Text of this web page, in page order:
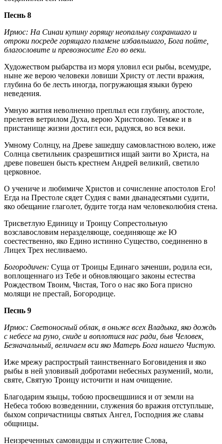
Песнь 8
Ирмос: На Синаи купину горящу неопальну сохраншаго и
отроки посреде горящаго пламене избавльшаго, Бога пойте,
благословите и превозносите Его во веки.
Художеством рыбарства из моря уловил еси рыбы, всемудре,
ныне же верою человеки ловиши Христу от лести вражия,
глубина бо бе лесть иногда, погружающая языки бурею
неведения.
Умную жития неволненно преплыл еси глубину, апостоле,
прелетев ветрилом Духа, верою Христовою. Темже и в
пристанище жизни достигл еси, радуяся, во вся веки.
Умному Солнцу, на Древе зашедшу самовластною волею, иже
Солнца светильник сразрешитися ищай заити во Христа, на
древе повешен бысть крестнем Андрей великий, светило
церковное.
О учениче и любимиче Христов и сочисленне апостолов Его!
Егда на Престоле сядет Судия с вами дванадесятьми судити,
яко обещание глаголет, будите тогда нам человеколюбия стена.
Трисветлую Единицу и Троицу Сопрестольную
возславословим неразделяюще, соединяюще же Ю
соестественно, яко Едино истинно Существо, соединенно в
Лицех Трех несливаемо.
Богородичен: Суща от Троицы Единаго заченши, родила еси,
воплощеннаго из Тебе и обновляющаго законы естества
Рождеством Твоим, Чистая, Того о нас яко Бога присно
молящи не престай, Богородице.
Песнь 9
Ирмос: Светоносный облак, в оньже всех Владыка, яко дождь
с небесе на руно, сниде и воплотися нас ради, быв Человек,
Безначальный, величаем вси яко Матерь Бога нашего Чистую.
Иже мрежу распрострый таинственнаго Боговидения и яко
рыбы в ней уловивый добротами небесных разумений, моли,
святе, Святую Троицу источити и нам очищение.
Благодарим языцы, тобою просвещшиися и от земли на
Небеса тобою возведеннии, служения бо вражия отступльше,
быхом сопричастницы святых Ангел, Господния же славы
общницы.
Неизреченных самовидцы и служителие Слова,